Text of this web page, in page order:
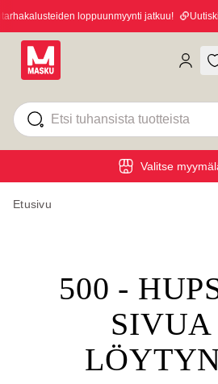
loppuunmyynti jatkuu!
Valitse
Etusivu
500 -
SIVUA